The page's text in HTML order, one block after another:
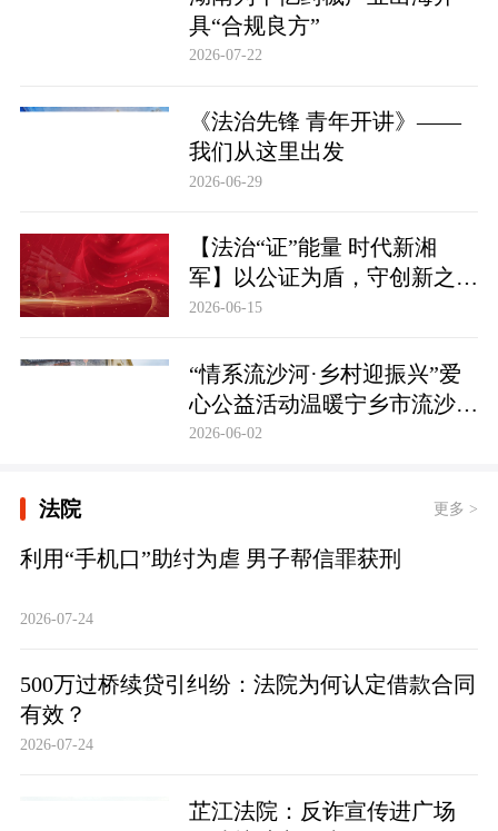
具“合规良方”
2026-07-22
《法治先锋 青年开讲》——
我们从这里出发
2026-06-29
【法治“证”能量 时代新湘
军】以公证为盾，守创新之魂
湖南青年公证人为知识产权保
2026-06-15
“情系流沙河·乡村迎振兴”爱
心公益活动温暖宁乡市流沙河
镇
2026-06-02
法院 更多 >
利用“手机口”助纣为虐 男子帮信罪获刑
2026-07-24
500万过桥续贷引纠纷：法院为何认定借款合同
有效？
2026-07-24
芷江法院：反诈宣传进广场